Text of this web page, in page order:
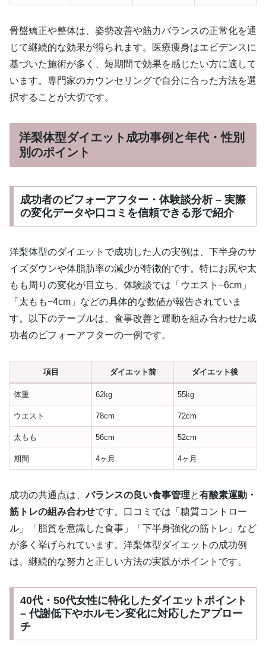
骨盤矯正や整体は、姿勢改善や筋力バランスの正常化を通
じて継続的な効果が得られます。医療痩身はエビデンスに
基づいた施術が多く、短期間で効果を感じたい方に適して
います。専門家のカウンセリングで自分に合った方法を選
択することが大切です。
洋梨体型ダイエット成功事例と年代・性別
別のポイント
成功者のビフォーアフター・体験談分析 – 実際
の変化データや口コミを信頼できる形で紹介
洋梨体型のダイエットで成功した人の実例は、下半身のサ
イズダウンや体脂肪率の減少が特徴的です。特にお尻や太
もも周りの変化が目立ち、体験談では「ウエスト−6cm」
「太もも−4cm」などの具体的な数値が報告されていま
す。以下のテーブルは、食事改善と運動を組み合わせた成
功者のビフォーアフターの一例です。
項目 ダイエット前 ダイエット後
体重 62kg 55kg
ウエスト 78cm 72cm
太もも 56cm 52cm
期間 4ヶ月 4ヶ月
成功の共通点は、バランスの良い食事管理と有酸素運動・
筋トレの組み合わせです。口コミでは「糖質コントロー
ル」「脂質を意識した食事」「下半身強化の筋トレ」など
が多く挙げられています。洋梨体型ダイエットの成功例
は、継続的な努力と正しい方法の実践がポイントです。
40代・50代女性に特化したダイエットポイント
– 代謝低下やホルモン変化に対応したアプロー
チ